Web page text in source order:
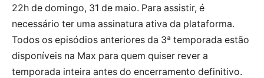
22h de domingo, 31 de maio. Para assistir, é
necessário ter uma assinatura ativa da plataforma.
Todos os episódios anteriores da 3ª temporada estão
disponíveis na Max para quem quiser rever a
temporada inteira antes do encerramento definitivo.